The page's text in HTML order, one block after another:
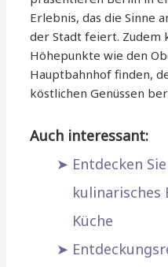
Erlebnis, das die Sinne
der Stadt feiert. Zudem
Höhepunkte wie den
Hauptbahnhof finden,
köstlichen Genüssen
Auch interessant:
Entdecken
kulinarisches
Küche